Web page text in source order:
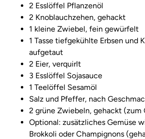
2 Esslöffel Pflanzenöl
2 Knoblauchzehen, gehackt
1 kleine Zwiebel, fein gewürfelt
1 Tasse tiefgekühlte Erbsen und
aufgetaut
2 Eier, verquirlt
3 Esslöffel Sojasauce
1 Teelöffel Sesamöl
Salz und Pfeffer, nach
2 grüne Zwiebeln, gehackt (zum
Optional: zusätzliches Gemüse
Brokkoli oder Champignons